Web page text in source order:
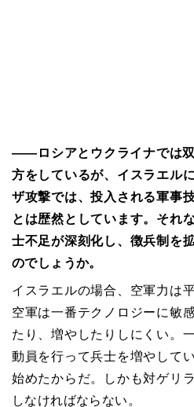
――ロシアとウクライナでは
方をしているが、イスラエル
ザ攻撃では、投入される軍事
とは歴然としています。それ
士不足が深刻化し、徴兵制を
のでしょうか。
イスラエルの場合、空軍力は
空軍は一番テクノロジーに敏
たり、増やしたりしにくい。
動員を行って兵士を増やして
始めたからだ。しかも対ゲリ
しなければならない。